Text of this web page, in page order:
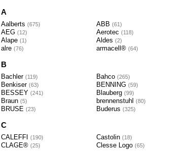
A
Aalberts 675 ABB 61
AEG 12 Aerotec 118
Alape 1 Aldes 2
alre 76 armacell® 64
B
Bachler 119 Bahco 265
Benkiser 63 BENNING 59
BESSEY 241 Blauberg 99
Braun 5 brennenstuhl 80
BRUSE 23 Buderus 325
C
CALEFFI 190 Castolin 18
CLAGE® 25 Clesse Logo 65